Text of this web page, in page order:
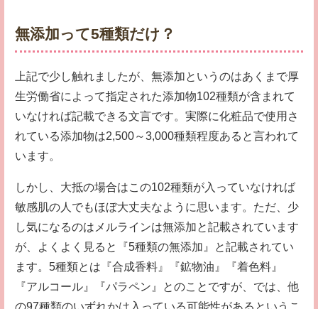
無添加って5種類だけ？
上記で少し触れましたが、無添加というのはあくまで厚
生労働省によって指定された添加物102種類が含まれて
いなければ記載できる文言です。実際に化粧品で使用さ
れている添加物は2,500～3,000種類程度あると言われて
います。
しかし、大抵の場合はこの102種類が入っていなければ
敏感肌の人でもほぼ大丈夫なように思います。ただ、少
し気になるのはメルラインは無添加と記載されています
が、よくよく見ると『5種類の無添加』と記載されてい
ます。5種類とは『合成香料』『鉱物油』『着色料』
『アルコール』『パラペン』とのことですが、では、他
の97種類のいずれかは入っている可能性があるというこ